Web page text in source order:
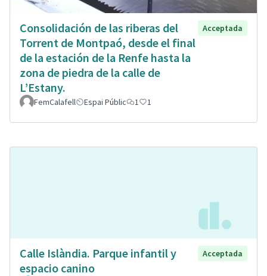
Consolidación de las riberas del
Torrent de Montpaó, desde el final
de la estación de la Renfe hasta la
zona de piedra de la calle de
L’Estany.
Acceptada
FemCalafell Espai Públic 1 1
Calle Islàndia. Parque infantil y
espacio canino
Acceptada